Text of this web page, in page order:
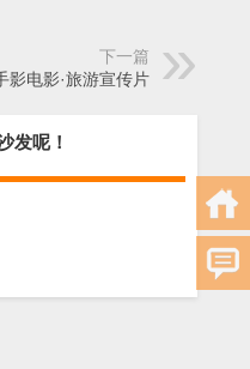
下一篇
影电影·旅游宣传片
发呢！